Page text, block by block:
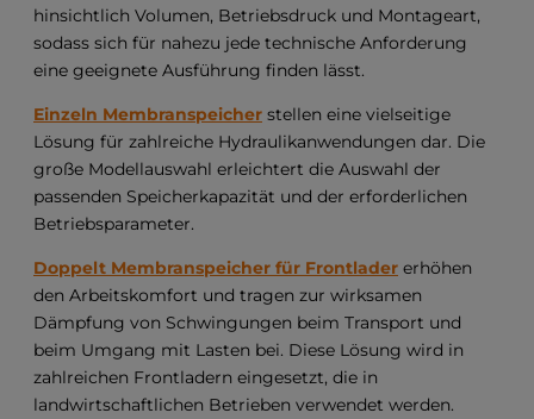
hinsichtlich Volumen, Betriebsdruck und Montageart,
sodass sich für nahezu jede technische Anforderung
eine geeignete Ausführung finden lässt.
Einzeln Membranspeicher stellen eine vielseitige
Lösung für zahlreiche Hydraulikanwendungen dar. Die
große Modellauswahl erleichtert die Auswahl der
passenden Speicherkapazität und der erforderlichen
Betriebsparameter.
Doppelt Membranspeicher für Frontlader erhöhen
den Arbeitskomfort und tragen zur wirksamen
Dämpfung von Schwingungen beim Transport und
beim Umgang mit Lasten bei. Diese Lösung wird in
zahlreichen Frontladern eingesetzt, die in
landwirtschaftlichen Betrieben verwendet werden.